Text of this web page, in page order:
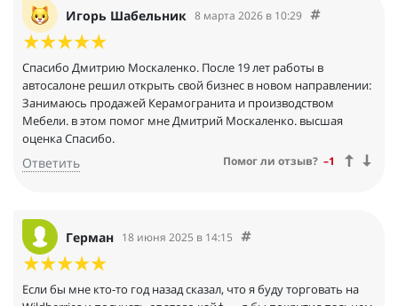
Игорь Шабельник 8 марта 2026 в 10:29
Спасибо Дмитрию Москаленко. После 19 лет работы в
автосалоне решил открыть свой бизнес в новом направлении:
Занимаюсь продажей Керамогранита и производством
Мебели. в этом помог мне Дмитрий Москаленко. высшая
оценка Спасибо.
Ответить Помог ли отзыв? –1
Герман 18 июня 2025 в 14:15
Если бы мне кто-то год назад сказал, что я буду торговать на